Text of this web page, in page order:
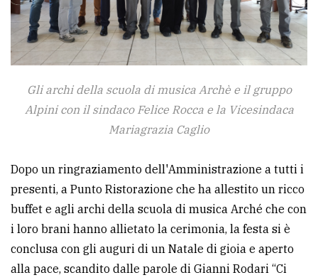
Gli archi della scuola di musica Archè e il gruppo
Alpini con il sindaco Felice Rocca e la Vicesindaca
Mariagrazia Caglio
Dopo un ringraziamento dell'Amministrazione a tutti i
presenti, a Punto Ristorazione che ha allestito un ricco
buffet e agli archi della scuola di musica Arché che con
i loro brani hanno allietato la cerimonia, la festa si è
conclusa con gli auguri di un Natale di gioia e aperto
alla pace, scandito dalle parole di Gianni Rodari “Ci